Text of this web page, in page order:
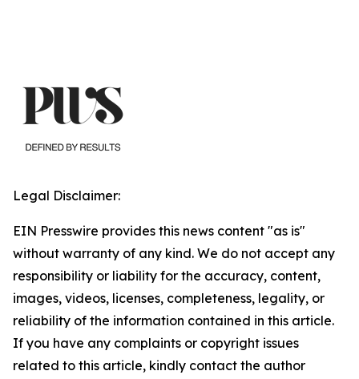
Legal Disclaimer:
EIN Presswire provides this news content "as is"
without warranty of any kind. We do not accept any
responsibility or liability for the accuracy, content,
images, videos, licenses, completeness, legality, or
reliability of the information contained in this article.
If you have any complaints or copyright issues
related to this article, kindly contact the author